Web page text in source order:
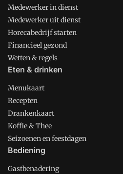
Medewerker in dienst
Medewerker uit dienst
Horecabedrijf starten
Financieel gezond
Wetten & regels
Eten & drinken
Menukaart
Recepten
Drankenkaart
Koffie & Thee
Seizoenen en feestdagen
Bediening
Gastbenadering